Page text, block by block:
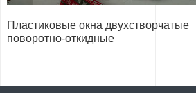
Пластиковые окна двухстворчатые
поворотно-откидные